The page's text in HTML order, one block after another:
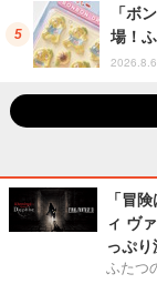
「ボ
場！
「冒
ィ ヴ
っぷ
ふたつ